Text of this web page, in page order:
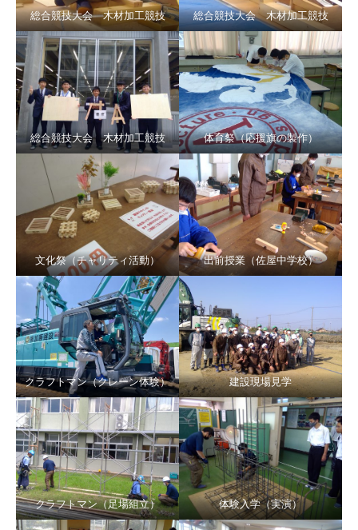
総合競技大会 木材加工競技 総合競技大会 木材加工競技
総合競技大会 木材加工競技 体育祭（応援旗の製作）
文化祭（チャリティ活動） 出前授業（佐屋中学校）
クラフトマン（クレーン体験） 建設現場見学
クラフトマン（足場組立） 体験入学（実演）